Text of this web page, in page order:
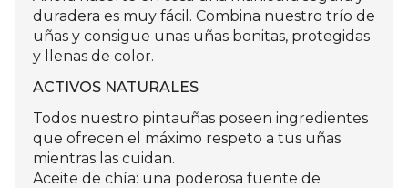
duradera es muy fácil. Combina nuestro trío de
uñas y consigue unas uñas bonitas, protegidas
y llenas de color.
ACTIVOS NATURALES
Todos nuestro pintauñas poseen ingredientes
que ofrecen el máximo respeto a tus uñas
mientras las cuidan.
Aceite de chía: una poderosa fuente de